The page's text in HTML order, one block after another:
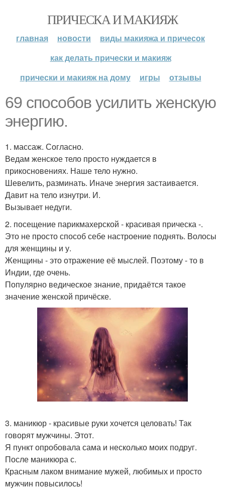
ПРИЧЕСКА И МАКИЯЖ
главная новости
виды макияжа и причесок
как делать прически и макияж
прически и макияж на дому
игры отзывы
69 способов усилить женскую
энергию.
1. массаж. Согласно.
Ведам женское тело просто нуждается в
прикосновениях. Наше тело нужно.
Шевелить, разминать. Иначе энергия застаивается.
Давит на тело изнутри. И.
Вызывает недуги.
2. посещение парикмахерской - красивая прическа -.
Это не просто способ себе настроение поднять. Волосы
для женщины и у.
Женщины - это отражение её мыслей. Поэтому - то в
Индии, где очень.
Популярно ведическое знание, придаётся такое
значение женской причёске.
3. маникюр - красивые руки хочется целовать! Так
говорят мужчины. Этот.
Я пункт опробовала сама и несколько моих подруг.
После маникюра с.
Красным лаком внимание мужей, любимых и просто
мужчин повысилось!